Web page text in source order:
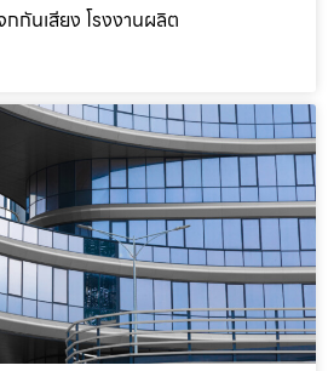
กันเสียง โรงงานผลิต